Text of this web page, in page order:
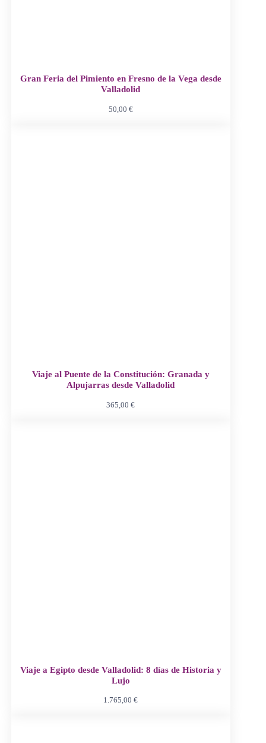
Gran Feria del Pimiento en Fresno de la Vega desde
Valladolid
50,00 €
Viaje al Puente de la Constitución: Granada y
Alpujarras desde Valladolid
365,00€
Viaje a Egipto desde Valladolid: 8 días de Historia y
Lujo
1.765,00€